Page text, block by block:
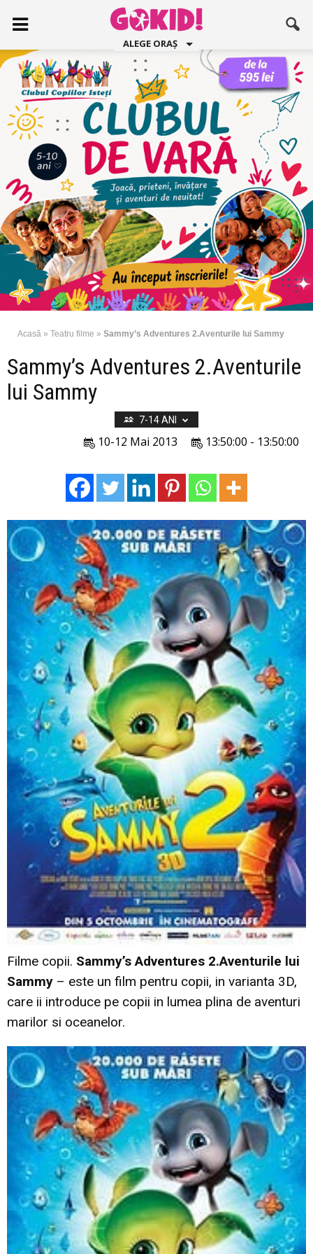
ALEGE ORAȘ
Acasă » Teatru filme » Sammy’s Adventures 2.Aventurile lui Sammy
Sammy’s Adventures 2.Aventurile
lui Sammy
7-14 ANI
13:50:00 - 13:50:00
10-12 Mai 2013
Filme copii. Sammy’s Adventures 2.Aventurile lui
Sammy – este un film pentru copii, in varianta 3D,
care ii introduce pe copii in lumea plina de aventuri
marilor si oceanelor.